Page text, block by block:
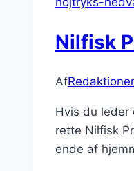
2026
Nilfisk
Af
Hvis du leder
rette Nilfisk
ende af